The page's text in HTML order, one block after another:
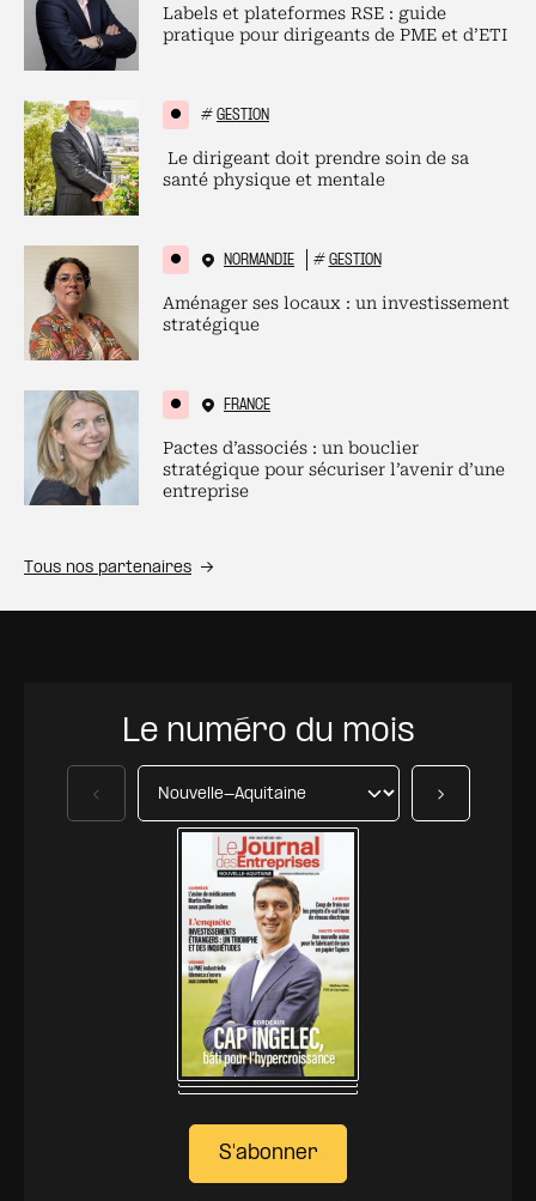
Labels et plateformes RSE : guide
pratique pour dirigeants de PME et d’ETI
# GESTION
Le dirigeant doit prendre soin de sa
santé physique et mentale
NORMANDIE # GESTION
Aménager ses locaux : un investissement
stratégique
FRANCE
Pactes d’associés : un bouclier
stratégique pour sécuriser l’avenir d’une
entreprise
Tous nos partenaires
Le numéro du mois
S'abonner
Précédent Suivant